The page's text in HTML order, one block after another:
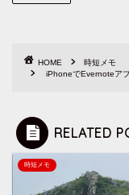
HOME
時短メモ
iPhoneでEvernoteア
RELATED
時短メモ